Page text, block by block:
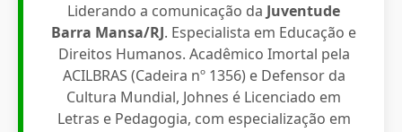
Liderando a comunicação da Juventude
Barra Mansa/RJ. Especialista em Educação e
Direitos Humanos. Acadêmico Imortal pela
ACILBRAS (Cadeira nº 1356) e Defensor da
Cultura Mundial, Johnes é Licenciado em
Letras e Pedagogia, com especialização em